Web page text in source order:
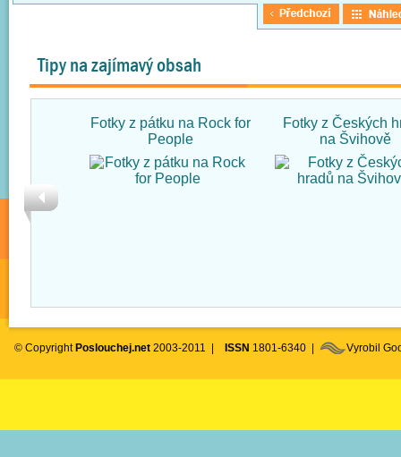
Tipy na zajímavý obsah
Fotky z pátku na Rock for
People
Fotky z Českých
na Švihově
© Copyright Poslouchej.net 2003-2011 | ISSN 1801-6340 | Vyrobil